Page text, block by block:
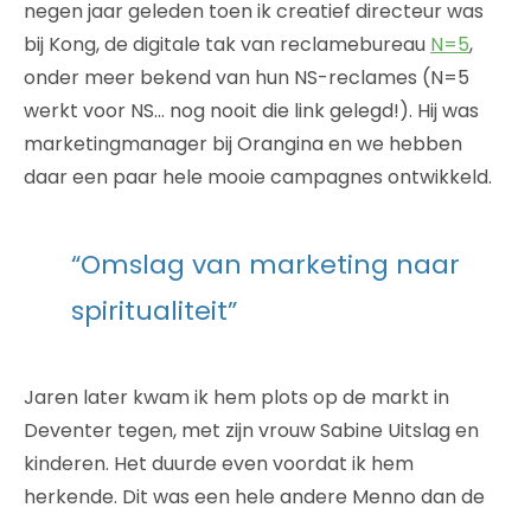
negen jaar geleden toen ik creatief directeur was
bij Kong, de digitale tak van reclamebureau N=5,
onder meer bekend van hun NS-reclames (N=5
werkt voor NS… nog nooit die link gelegd!). Hij was
marketingmanager bij Orangina en we hebben
daar een paar hele mooie campagnes ontwikkeld.
“Omslag van marketing naar
spiritualiteit”
Jaren later kwam ik hem plots op de markt in
Deventer tegen, met zijn vrouw Sabine Uitslag en
kinderen. Het duurde even voordat ik hem
herkende. Dit was een hele andere Menno dan de